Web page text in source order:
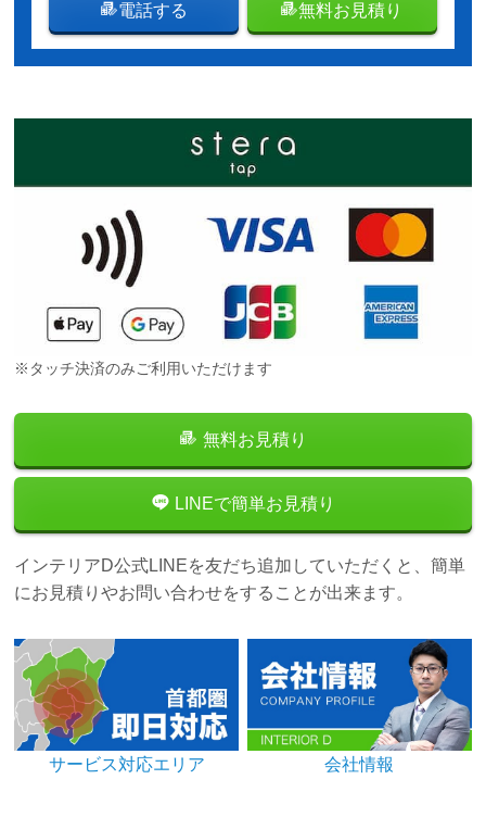
電話する 無料お見積り
※タッチ決済のみご利用いただけます
無料お見積り
LINEで簡単お見積り
インテリアD公式LINEを友だち追加していただくと、簡単
にお見積りやお問い合わせをすることが出来ます。
サービス対応エリア 会社情報